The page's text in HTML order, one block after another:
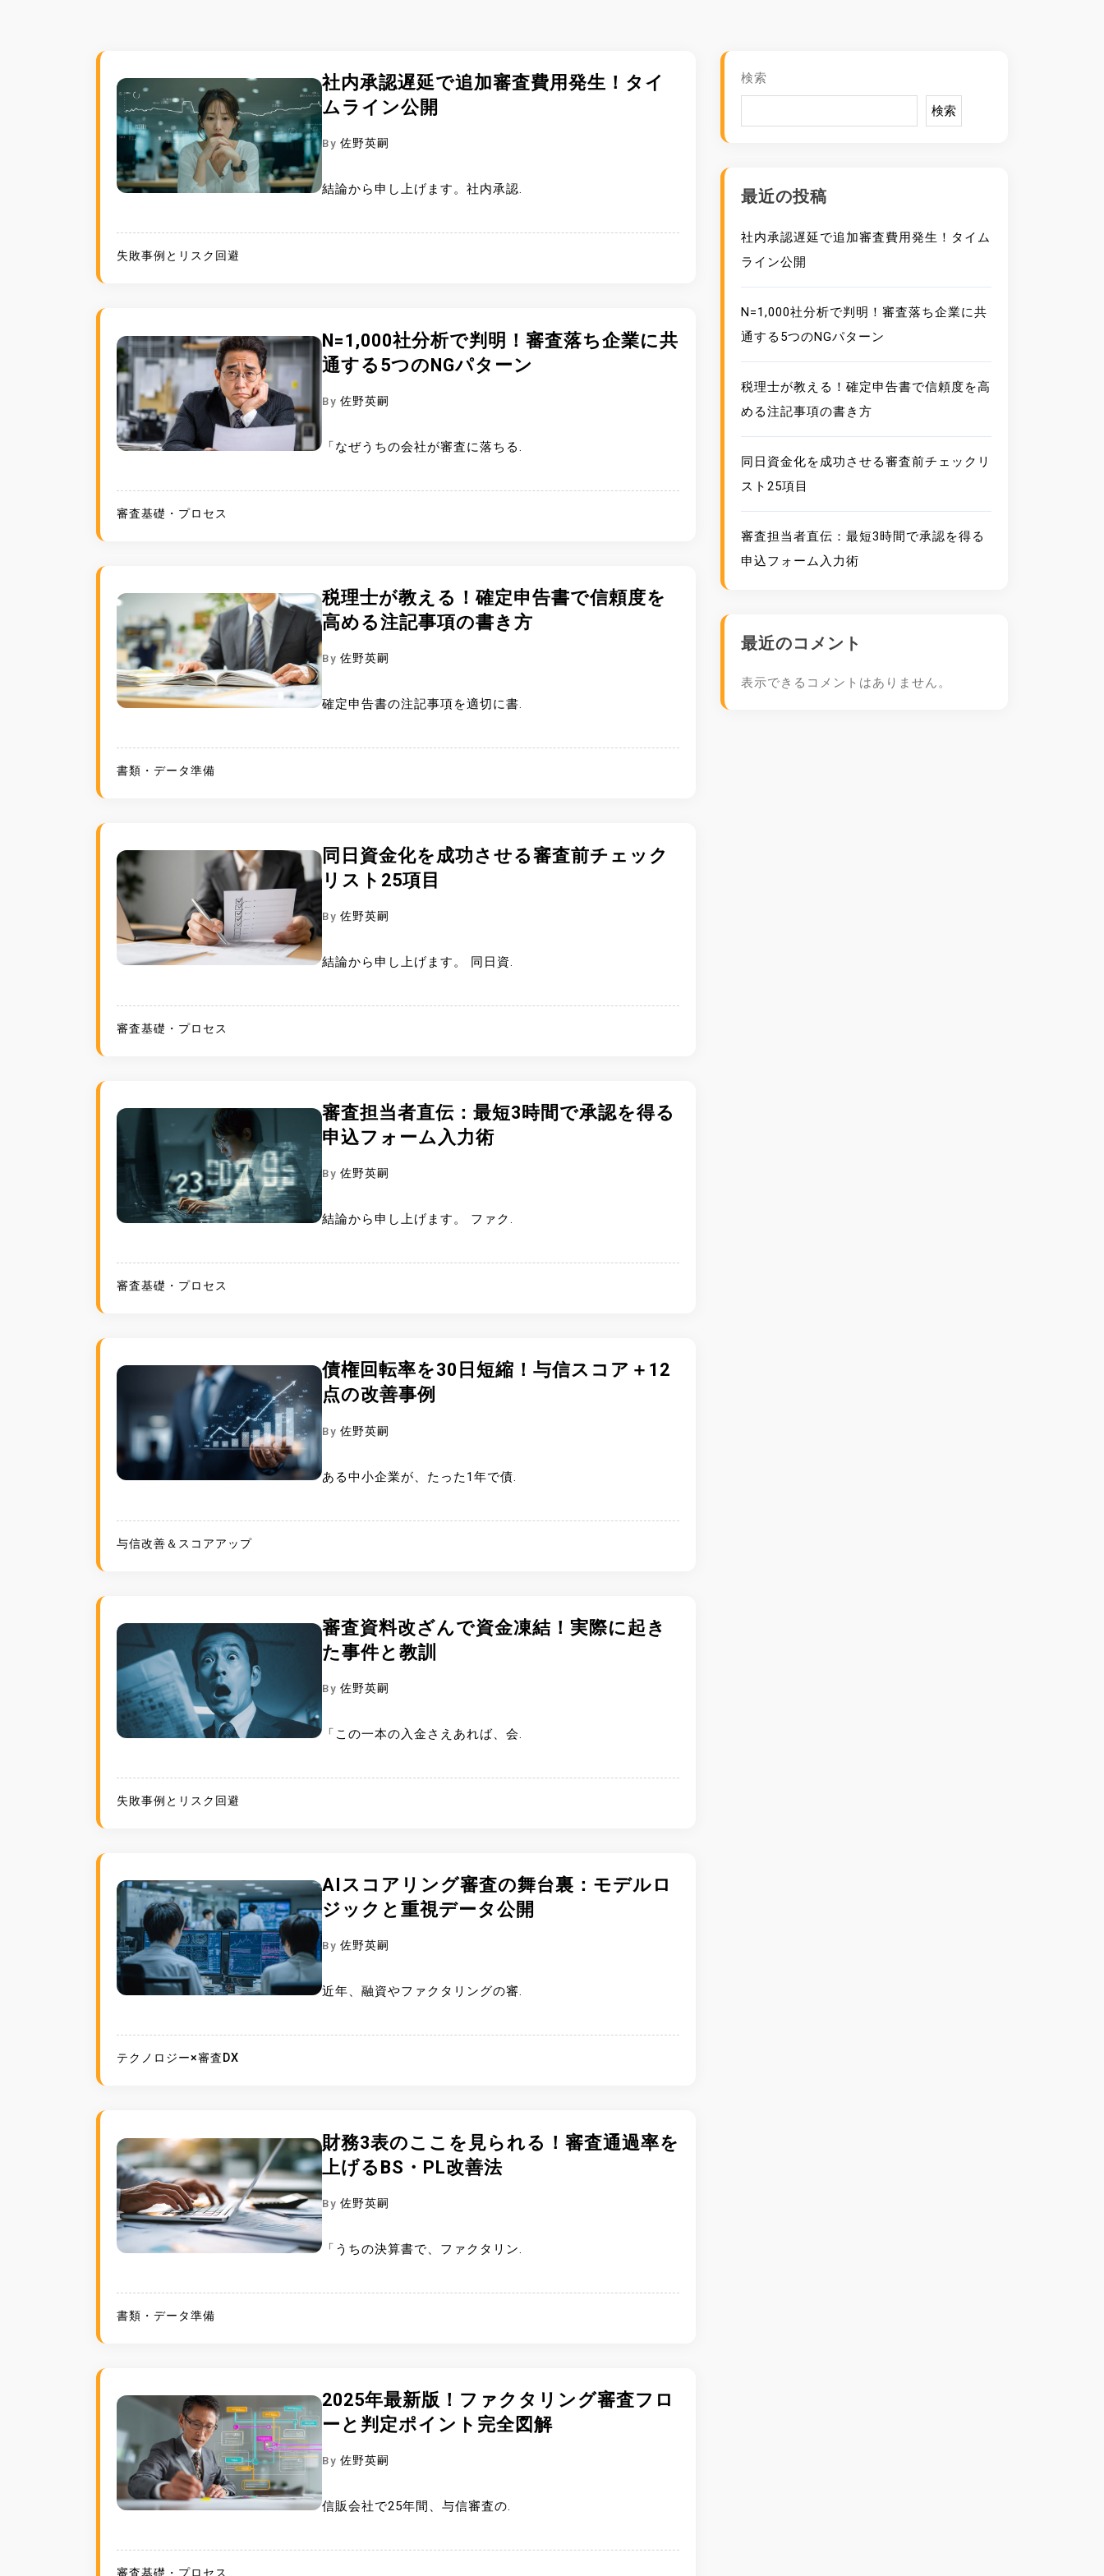
社内承認遅延で追加審査費用発生！タイ
ムライン公開
By 佐野英嗣
結論から申し上げます。社内承認.
失敗事例とリスク回避
N=1,000社分析で判明！審査落ち企業に共
通する5つのNGパターン
By 佐野英嗣
「なぜうちの会社が審査に落ちる.
審査基礎・プロセス
税理士が教える！確定申告書で信頼度を
高める注記事項の書き方
By 佐野英嗣
確定申告書の注記事項を適切に書.
書類・データ準備
同日資金化を成功させる審査前チェック
リスト25項目
By 佐野英嗣
結論から申し上げます。 同日資.
審査基礎・プロセス
審査担当者直伝：最短3時間で承認を得る
申込フォーム入力術
By 佐野英嗣
結論から申し上げます。 ファク.
審査基礎・プロセス
債権回転率を30日短縮！与信スコア＋12
点の改善事例
By 佐野英嗣
ある中小企業が、たった1年で債.
与信改善＆スコアアップ
審査資料改ざんで資金凍結！実際に起き
た事件と教訓
By 佐野英嗣
「この一本の入金さえあれば、会.
失敗事例とリスク回避
AIスコアリング審査の舞台裏：モデルロ
ジックと重視データ公開
By 佐野英嗣
近年、融資やファクタリングの審.
テクノロジー×審査DX
財務3表のここを見られる！審査通過率を
上げるBS・PL改善法
By 佐野英嗣
「うちの決算書で、ファクタリン.
書類・データ準備
2025年最新版！ファクタリング審査フロ
ーと判定ポイント完全図解
By 佐野英嗣
信販会社で25年間、与信審査の.
検索
検索
最近の投稿
社内承認遅延で追加審査費用発生！タイム
ライン公開
N=1,000社分析で判明！審査落ち企業に共
通する5つのNGパターン
税理士が教える！確定申告書で信頼度を高
める注記事項の書き方
同日資金化を成功させる審査前チェックリ
スト25項目
審査担当者直伝：最短3時間で承認を得る
申込フォーム入力術
最近のコメント
表示できるコメントはありません。